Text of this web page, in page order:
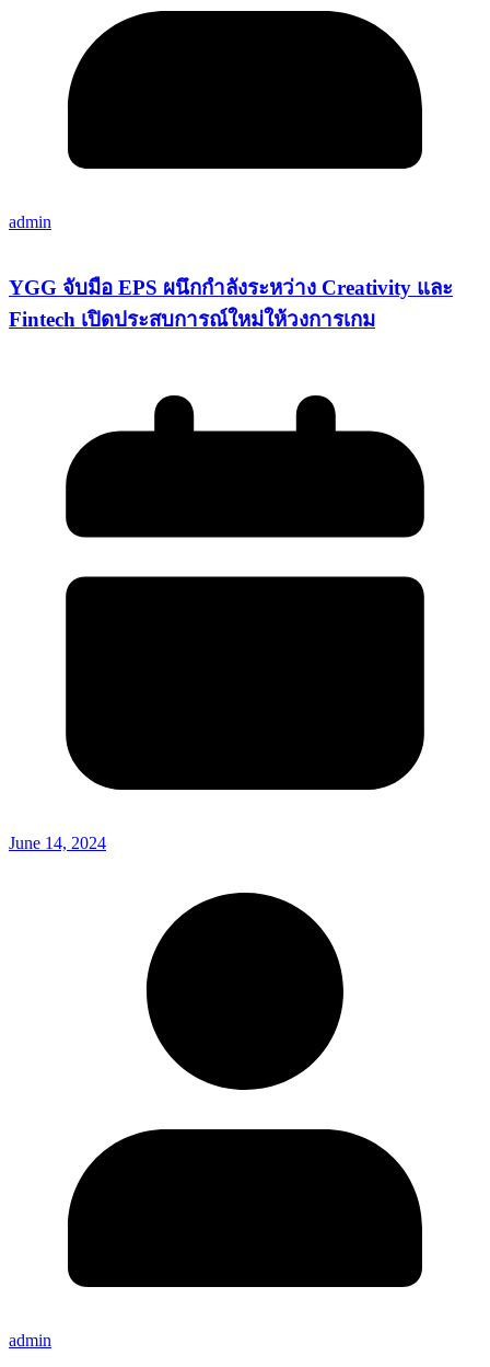
admin
YGG จับมือ EPS ผนึกกำลังระหว่าง Creativity และ
Fintech เปิดประสบการณ์ใหม่ให้วงการเกม
June 14, 2024
admin